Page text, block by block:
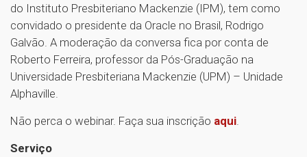
do Instituto Presbiteriano Mackenzie (IPM), tem como
convidado o presidente da Oracle no Brasil, Rodrigo
Galvão. A moderação da conversa fica por conta de
Roberto Ferreira, professor da Pós-Graduação na
Universidade Presbiteriana Mackenzie (UPM) – Unidade
Alphaville.
Não perca o webinar. Faça sua inscrição aqui
Serviço